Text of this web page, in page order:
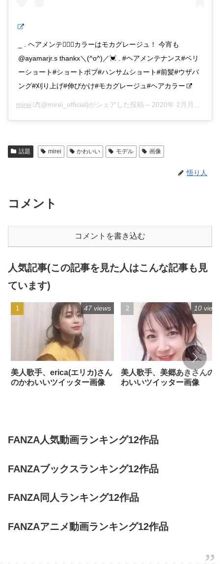
_ . ヘアメンテ💇🏻‍♀️カラーはモカグレージュ！ 今宵も
@ayamarjr.s thankx＼(^o^)／💓 . #ヘアメンテナンス#ベリ
ーショート#ショートボブ#ハンサムショート#前髪#ウザバ
ング#刈り上げ#伸びかけ#モカグレージュ#ヘアカラー
mirei (@mirei_official)がシェアした投稿 – 2020年 2月月10日午前6時25分PST
話題 mirei かわいい モデル 画像
悟り人
コメント
コメントを書き込む
人気記事(この記事を見た人はこんな記事も見
ています)
美人歌手、erica(エリカ)さん
のかわいいツイッター画像
47 views
美人歌手、美郷あきさんの
わいいツイッター画像
10
FANZA人気動画ランキング12作品
FANZAブックスランキング12作品
FANZA同人ランキング12作品
FANZAアニメ動画ランキング12作品